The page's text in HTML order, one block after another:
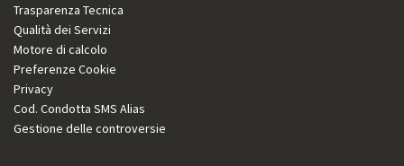
Trasparenza Tecnica
Qualità dei Servizi
Motore di calcolo
Preferenze Cookie
Privacy
Cod. Condotta SMS Alias
Gestione delle controversie